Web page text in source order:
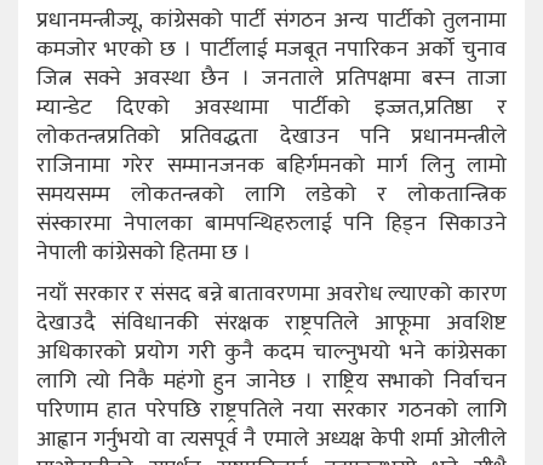
प्रधानमन्त्रीज्यू, कांग्रेसको पार्टी संगठन अन्य पार्टीको तुलनामा
कमजोर भएको छ । पार्टीलाई मजबूत नपारिकन अर्को चुनाव
जित्न सक्ने अवस्था छैन । जनताले प्रतिपक्षमा बस्न ताजा
म्यान्डेट दिएको अवस्थामा पार्टीको इज्जत,प्रतिष्ठा र
लोकतन्त्रप्रतिको प्रतिवद्धता देखाउन पनि प्रधानमन्त्रीले
राजिनामा गरेर सम्मानजनक बहिर्गमनको मार्ग लिनु लामो
समयसम्म लोकतन्त्रको लागि लडेको र लोकतान्त्रिक
संस्कारमा नेपालका बामपन्थिहरुलाई पनि हिड्न सिकाउने
नेपाली कांग्रेसको हितमा छ ।
नयाँ सरकार र संसद बन्ने बातावरणमा अवरोध ल्याएको कारण
देखाउदै संविधानकी संरक्षक राष्ट्रपतिले आफूमा अवशिष्ट
अधिकारको प्रयोग गरी कुनै कदम चाल्नुभयो भने कांग्रेसका
लागि त्यो निकै महंगो हुन जानेछ । राष्ट्रिय सभाको निर्वाचन
परिणाम हात परेपछि राष्ट्रपतिले नया सरकार गठनको लागि
आह्वान गर्नुभयो वा त्यसपूर्व नै एमाले अध्यक्ष केपी शर्मा ओलीले